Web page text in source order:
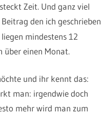
Zeit. Und ganz viel
den ich geschrieben
mindestens 12
über einen Monat.
und ihr kennt das:
man: irgendwie doch
mehr wird man zum